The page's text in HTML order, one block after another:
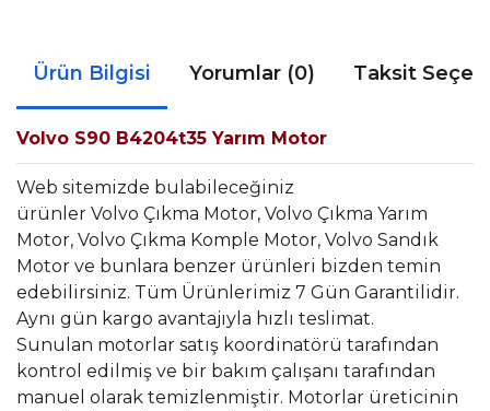
Ürün Bilgisi Yorumlar (0) Taksit
Volvo S90 B4204t35 Yarım Motor
Web sitemizde bulabileceğiniz
ürünler Volvo Çıkma Motor, Volvo Çıkma Yarım
Motor, Volvo Çıkma Komple Motor, Volvo Sandık
Motor ve bunlara benzer ürünleri bizden temin
edebilirsiniz. Tüm Ürünlerimiz 7 Gün Garantilidir.
Aynı gün kargo avantajıyla hızlı teslimat.
Sunulan motorlar satış koordinatörü tarafından
kontrol edilmiş ve bir bakım çalışanı tarafından
manuel olarak temizlenmiştir. Motorlar üreticinin